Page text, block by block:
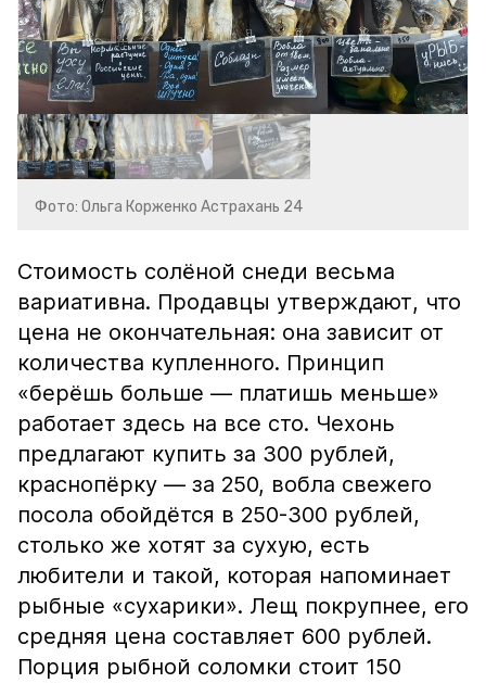
Фото: Ольга Корженко Астрахань 24
Стоимость солёной снеди весьма
вариативна. Продавцы утверждают, что
цена не окончательная: она зависит от
количества купленного. Принцип
«берёшь больше — платишь меньше»
работает здесь на все сто. Чехонь
предлагают купить за 300 рублей,
краснопёрку — за 250, вобла свежего
посола обойдётся в 250-300 рублей,
столько же хотят за сухую, есть
любители и такой, которая напоминает
рыбные «сухарики». Лещ покрупнее, его
средняя цена составляет 600 рублей.
Порция рыбной соломки стоит 150